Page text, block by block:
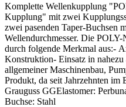
Komplette Wellenkupplung
Kupplung" mit zwei
zwei pasenden Taper-Buchsen
Wellendurchmesser. Die
durch folgende Merkmal aus:-
Konstruktion- Einsatz in
allgemeiner Maschinenbau,
Produkt, da seit Jahrzehnten
Grauguss GGElastomer:
Buchse: Stahl